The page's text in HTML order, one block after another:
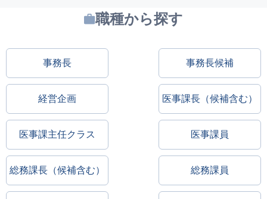
職種から探す
事務長 事務長候補
経営企画 医事課長（候補含む）
医事課主任クラス 医事課員
総務課長（候補含む） 総務課員